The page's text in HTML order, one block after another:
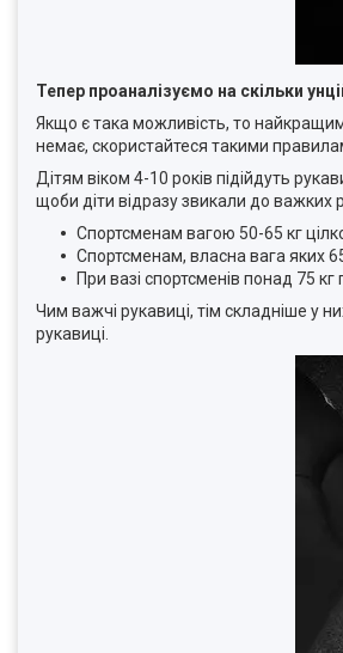
Тепер проаналізуємо на скільки
Якщо є така можливість, то
немає, скористайтеся такими
Дітям віком 4-10 років підійдуть
щоби діти відразу звикали до важких
Спортсменам вагою 50-65 кг
Спортсменам, власна вага яких
При вазі спортсменів понад 75 кг
Чим важчі рукавиці, тім складніше у
рукавиці.